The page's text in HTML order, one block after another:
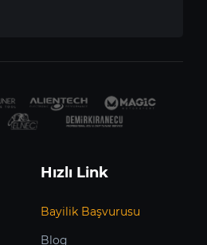
Hızlı Link
Bayilik Başvurusu
Blog